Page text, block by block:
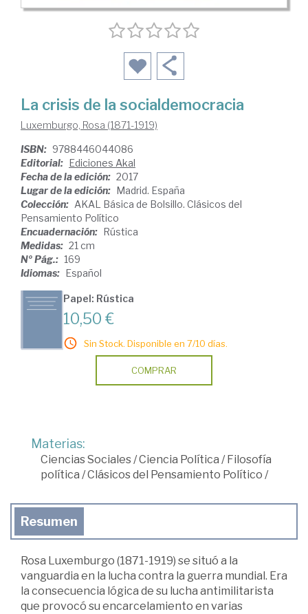
La crisis de la socialdemocracia
Luxemburgo, Rosa (1871-1919)
ISBN: 9788446044086
Editorial: Ediciones Akal
Fecha de la edición: 2017
Lugar de la edición: Madrid. España
Colección: AKAL Básica de Bolsillo. Clásicos del
Pensamiento Político
Encuadernación: Rústica
Medidas: 21 cm
Nº Pág.: 169
Idiomas: Español
Papel: Rústica
10,50 €
Sin Stock. Disponible en 7/10 días.
COMPRAR
Materias:
Ciencias Sociales/Ciencia Política /Filosofía
política /Clásicos del Pensamiento Político /
Resumen
Rosa Luxemburgo (1871-1919) se situó a la
vanguardia en la lucha contra la guerra mundial. Era
la consecuencia lógica de su lucha antimilitarista
que provocó su encarcelamiento en varias